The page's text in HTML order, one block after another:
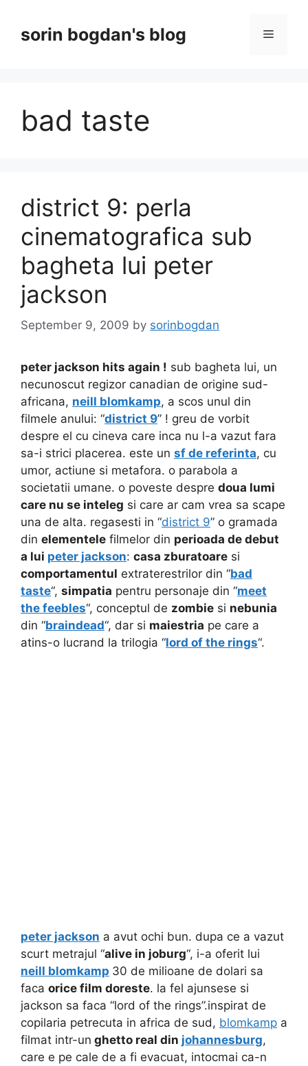
contentsorin bogdan's blog Menu
bad taste
district 9: perla
cinematografica sub
bagheta lui peter
jackson
September 9, 2009 by sorinbogdan
peter jackson hits again ! sub bagheta lui, un
necunoscut regizor canadian de origine sud-
africana, neill blomkamp, a scos unul din
filmele anului: “district 9” ! greu de vorbit
despre el cu cineva care inca nu l-a vazut fara
sa-i strici placerea. este un sf de referinta, cu
umor, actiune si metafora. o parabola a
societatii umane. o poveste despre doua lumi
care nu se inteleg si care ar cam vrea sa scape
una de alta. regasesti in “district 9” o gramada
din elementele filmelor din perioada de debut
a lui peter jackson: casa zburatoare si
comportamentul extraterestrilor din “bad
taste“, simpatia pentru personaje din “meet
the feebles“, conceptul de zombie si nebunia
din “braindead“, dar si maiestria pe care a
atins-o lucrand la trilogia “lord of the rings“.
peter jackson a avut ochi bun. dupa ce a vazut
scurt metrajul “alive in joburg“, i-a oferit lui
neill blomkamp 30 de milioane de dolari sa
faca orice film doreste. la fel ajunsese si
jackson sa faca “lord of the rings”.inspirat de
copilaria petrecuta in africa de sud, blomkamp a
filmat intr-un ghetto real din johannesburg,
care e pe cale de a fi evacuat, intocmai ca-n